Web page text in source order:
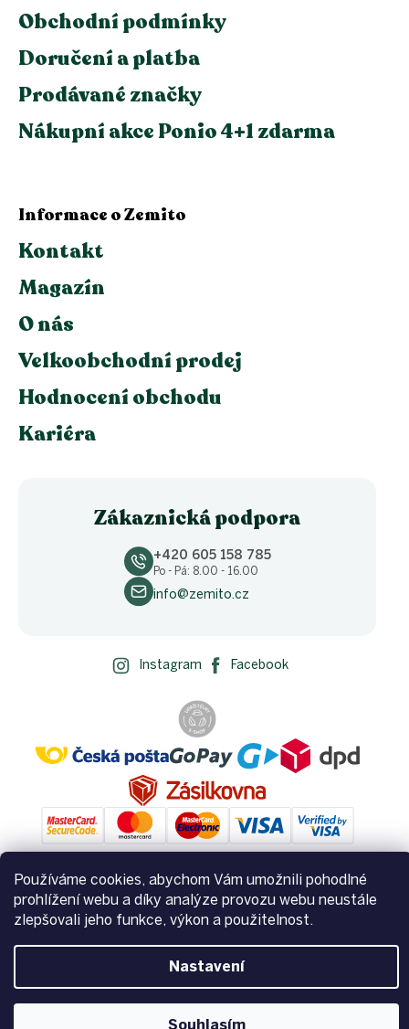
Používáme cookies, abychom Vám umožnili pohodlné
prohlížení webu a díky analýze provozu webu neustále
zlepšovali jeho funkce, výkon a použitelnost.
Nastavení
Souhlasím
Obchodní podmínky
Doručení a platba
Prodávané značky
Nákupní akce Ponio 4+1 zdarma
Informace o Zemito
Kontakt
Magazín
O nás
Velkoobchodní prodej
Hodnocení obchodu
Kariéra
Zákaznická podpora
+420 605 158 785
Po - Pá: 8.00 - 16.00
info@zemito.cz
Instagram Facebook
Vytvořil Shoptet
Zemito.cz. Všechna práva vyhrazena.